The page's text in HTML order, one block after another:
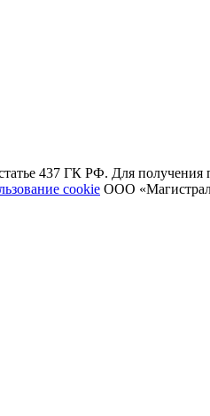
437 ГК РФ. Для
сookie ООО